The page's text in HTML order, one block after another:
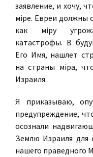
заявление, и хочу,
мiре. Евреи должны
как мiру
катастрофы. В
Его Имя, нашлет
на страны мiра,
Израиля.
Я приказываю,
предупреждение,
осознали
Землю Израиля для
нашего праведного